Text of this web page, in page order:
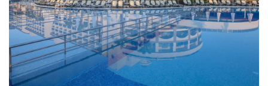
Taizeme
Turcija
Apvienotie Arābu Emirāti
Itālija